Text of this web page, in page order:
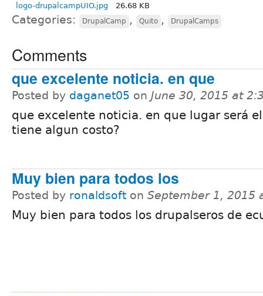
logo-drupalcampUIO.jpg
26.68 KB
Categories: DrupalCamp , Quito , DrupalCamps
Comments
que excelente noticia. en que
Posted by daganet05 on June 30, 2015 at
que excelente noticia. en que lugar será
tiene algun costo?
Muy bien para todos los
Posted by ronaldsoft on September 1, 2015
Muy bien para todos los drupalseros de